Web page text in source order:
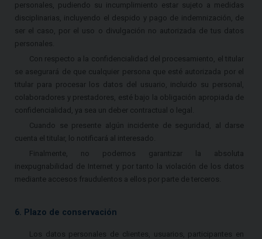
personales, pudiendo su incumplimiento estar sujeto a medidas
disciplinarias, incluyendo el despido y pago de indemnización, de
ser el caso, por el uso o divulgación no autorizada de tus datos
personales.
Con respecto a la confidencialidad del procesamiento, el titular
se asegurará de que cualquier persona que esté autorizada por el
titular para procesar los datos del usuario, incluido su personal,
colaboradores y prestadores, esté bajo la obligación apropiada de
confidencialidad, ya sea un deber contractual o legal.
Cuando se presente algún incidente de seguridad, al darse
cuenta el titular, lo notificará al interesado.
Finalmente, no podemos garantizar la absoluta
inexpugnabilidad de Internet y por tanto la violación de los datos
mediante accesos fraudulentos a ellos por parte de terceros.
6. Plazo de conservación
Los datos personales de clientes, usuarios, participantes en